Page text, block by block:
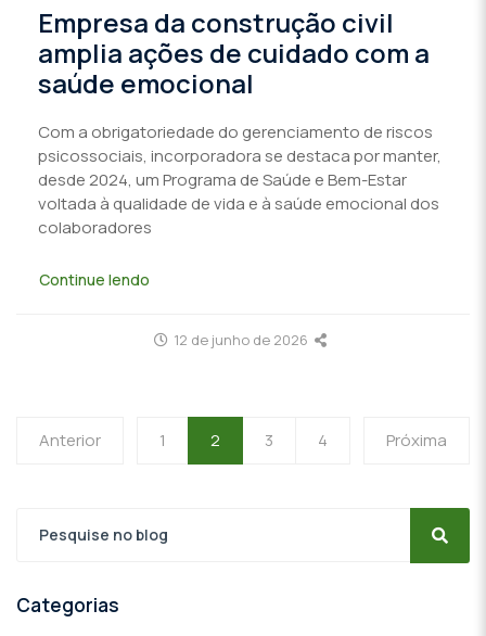
Empresa da construção civil
amplia ações de cuidado com a
saúde emocional
Com a obrigatoriedade do gerenciamento de riscos
psicossociais, incorporadora se destaca por manter,
desde 2024, um Programa de Saúde e Bem-Estar
voltada à qualidade de vida e à saúde emocional dos
colaboradores
Continue lendo
12 de junho de 2026
Anterior 1 2 3 4 Próxima
Categorias